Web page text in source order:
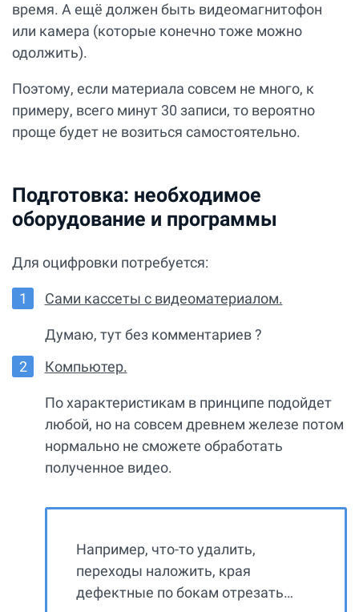
время. А ещё должен быть видеомагнитофон
или камера (которые конечно тоже можно
одолжить).
Поэтому, если материала совсем не много, к
примеру, всего минут 30 записи, то вероятно
проще будет не возиться самостоятельно.
Подготовка: необходимое
оборудование и программы
Для оцифровки потребуется:
Сами кассеты с видеоматериалом.
Думаю, тут без комментариев ?
Компьютер.
По характеристикам в принципе подойдет
любой, но на совсем древнем железе потом
нормально не сможете обработать
полученное видео.
Например, что-то удалить,
переходы наложить, края
дефектные по бокам отрезать…